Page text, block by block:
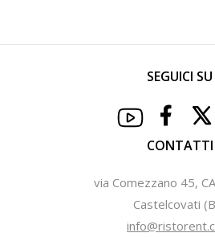
SEGUICI SU
CONTATTI
via Comezzano 45,
Castelcovati